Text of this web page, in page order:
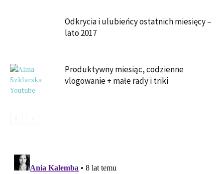
Odkrycia i ulubieńcy ostatnich miesięcy –
lato 2017
Produktywny miesiąc, codzienne
vlogowanie + małe rady i triki